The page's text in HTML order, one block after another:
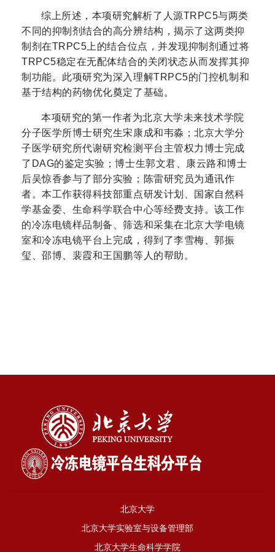
综上所述，本项研究解析了人源TRPC5与两类
不同的抑制剂结合的高分辨结构，揭示了这两类抑
制剂在TRPC5上的结合位点，并发现抑制剂通过将
TRPC5稳定在无配体结合的关闭状态从而发挥其抑
制功能。此项研究为深入理解TRPC5的门控机制和
基于结构的药物优化奠定了基础。
本项研究的第一作者为北京大学未来技术学院
分子医学所博士研究生宋康成和韦淼；北京大学分
子医学研究所代谢研究检测平台主管权力博士完成
了DAG的鉴定实验；博士生郭文君、康云路和博士
后吴惊香参与了部分实验；陈雷研究员为通讯作
者。本工作获得科技部重点研发计划、国家自然科
学基金委、生命科学联合中心等经费支持。该工作
的冷冻电镜样品制备、筛选和采集在北京大学电镜
室和冷冻电镜平台上完成，得到了李雪梅、郭振
玺、邵博、裴霞和王国鹏等人的帮助。
北京大学
北京大学实验室与设备管理部
北京大学生命科学学院